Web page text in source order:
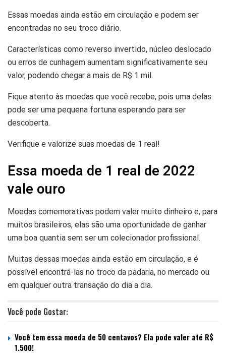
Essas moedas ainda estão em circulação e podem ser
encontradas no seu troco diário.
Características como reverso invertido, núcleo deslocado
ou erros de cunhagem aumentam significativamente seu
valor, podendo chegar a mais de R$ 1 mil.
Fique atento às moedas que você recebe, pois uma delas
pode ser uma pequena fortuna esperando para ser
descoberta.
Verifique e valorize suas moedas de 1 real!
Essa moeda de 1 real de 2022
vale ouro
Moedas comemorativas podem valer muito dinheiro e, para
muitos brasileiros, elas são uma oportunidade de ganhar
uma boa quantia sem ser um colecionador profissional.
Muitas dessas moedas ainda estão em circulação, e é
possível encontrá-las no troco da padaria, no mercado ou
em qualquer outra transação do dia a dia.
Você pode Gostar:
Você tem essa moeda de 50 centavos? Ela pode valer até R$
1.500!